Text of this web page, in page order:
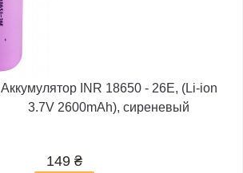
Аккумулятор INR 18650 - 26E, (Li-ion
3.7V 2600mAh), сиреневый
149 ₴